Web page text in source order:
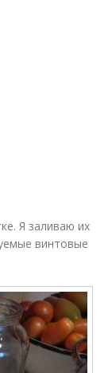
Я заливаю их
винтовые